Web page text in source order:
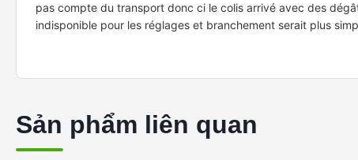
pas compte du transport donc ci le colis arrivé avec des
indisponible pour les réglages et branchement serait plus
Sản phẩm liên quan